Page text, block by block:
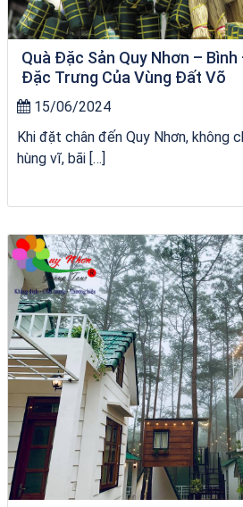
Quà Đặc Sản Quy Nhơn –
Đặc Trưng Của Vùng Đất Võ
15/06/2024
Khi đặt chân đến Quy Nhơn, không
hùng vĩ, bãi […]
bãi tắm Quy Nhơn